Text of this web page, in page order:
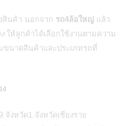
สินค้า นอกจาก รถ4ล้อใหญ่ แล้ว
ให้ลูกค้าได้เลือกใช้งานตามความ
ขนาดสินค้าและประเภทรถที่
งหวัด1.จังหวัดเชียงราย